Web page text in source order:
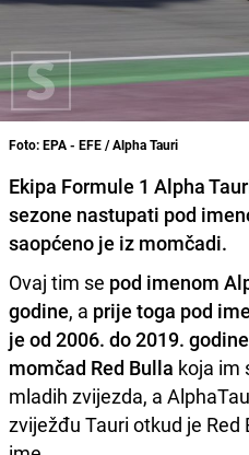
Foto: EPA - EFE / Alpha Tauri
Ekipa Formule 1 Alpha
sezone nastupati pod
saopćeno je iz momčadi.
Ovaj tim se pod imenom
godine, a prije toga pod
je od 2006. do 2019. godine
momčad Red Bulla koja im
mladih zvijezda, a
zviježđu Tauri otkud je